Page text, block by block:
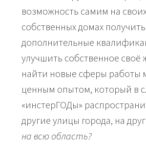
возможность самим на
собственных домах получить
дополнительные
улучшить собственное
найти новые сферы работы
ценным опытом, который в
«инстерГОДы»
другие улицы города, на
на всю область?